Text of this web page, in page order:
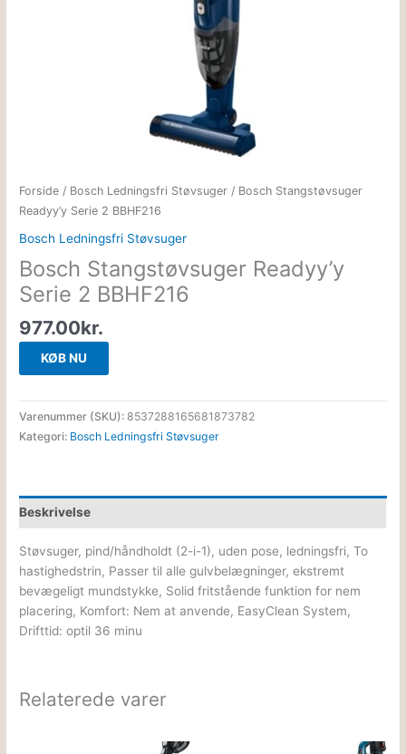
Forside / Bosch Ledningsfri Støvsuger / Bosch Stangstøvsuger
Readyy’y Serie 2 BBHF216
Bosch Ledningsfri Støvsuger
Bosch Stangstøvsuger Readyy’y
Serie 2 BBHF216
977.00kr.
KØB NU
Varenummer (SKU):8537288165681873782
Kategori: Bosch Ledningsfri Støvsuger
Beskrivelse
Støvsuger, pind/håndholdt (2-i-1), uden pose, ledningsfri, To
hastighedstrin, Passer til alle gulvbelægninger, ekstremt
bevægeligt mundstykke, Solid fritstående funktion for nem
placering, Komfort: Nem at anvende, EasyClean System,
Drifttid: optil 36 minu
Relaterede varer